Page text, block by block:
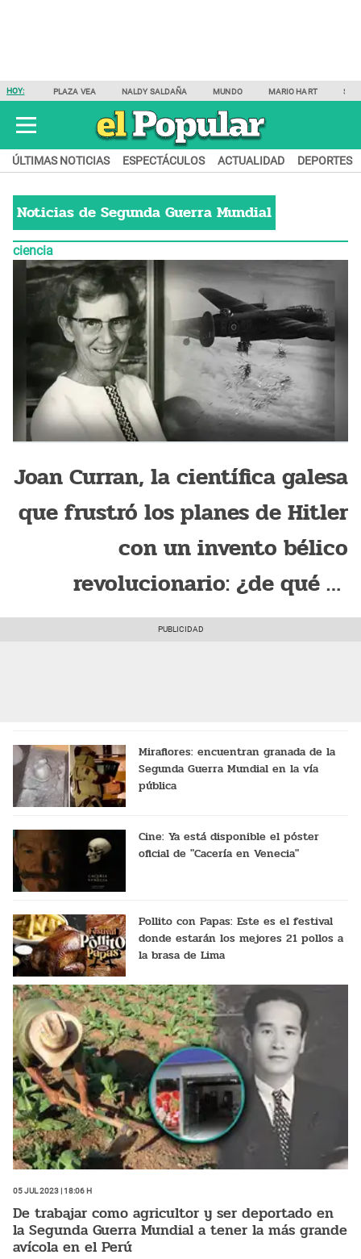
HOY: PLAZA VEA NALDY SALDAÑA MUNDO MARIO HART
ÚLTIMAS NOTICIAS ESPECTÁCULOS ACTUALIDAD DEPORTES
Noticias de Segunda Guerra Mundial
ciencia
Joan Curran, la científica galesa
que frustró los planes de Hitler
con un invento bélico
revolucionario: ¿de qué se
trató?
Miraflores: encuentran granada de la
Segunda Guerra Mundial en la vía
pública
Cine: Ya está disponible el póster
oficial de "Cacería en Venecia"
Pollito con Papas: Este es el festival
donde estarán los mejores 21 pollos a
la brasa de Lima
05 Jul 2023 | 18:06 h
De trabajar como agricultor y ser deportado en
la Segunda Guerra Mundial a tener la más grande
avícola en el Perú